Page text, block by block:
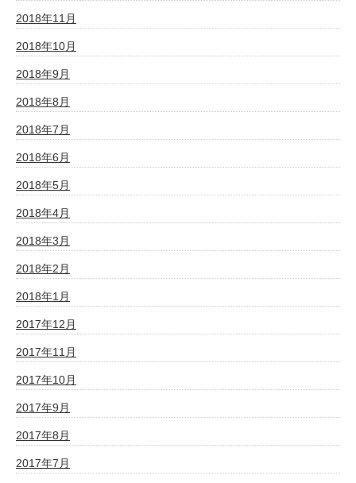
2018年11月
2018年10月
2018年9月
2018年8月
2018年7月
2018年6月
2018年5月
2018年4月
2018年3月
2018年2月
2018年1月
2017年12月
2017年11月
2017年10月
2017年9月
2017年8月
2017年7月